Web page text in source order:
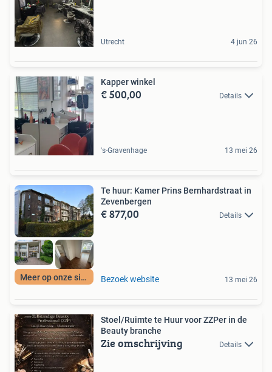
Utrecht 4 jun 26
Kapper winkel
€ 500,00 Details
's-Gravenhage 13 mei 26
Meer op onze site
Te huur: Kamer Prins Bernhardstraat in
Zevenbergen
€ 877,00 Details
Bezoek website 13 mei 26
Stoel/Ruimte te Huur voor ZZPer in de
Beauty branche
Zie omschrijving Details